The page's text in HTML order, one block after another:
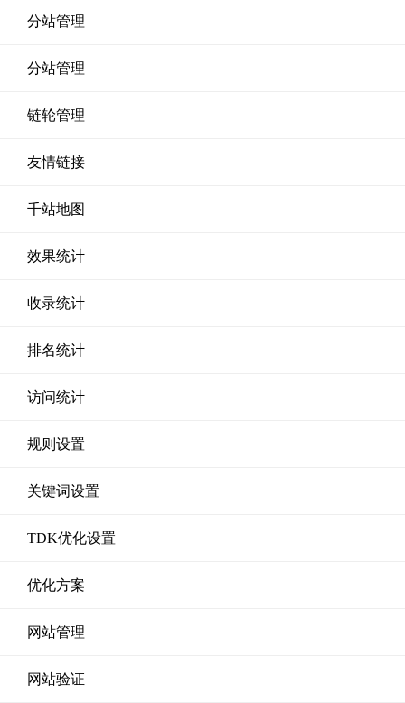
分站管理
分站管理
链轮管理
友情链接
千站地图
效果统计
收录统计
排名统计
访问统计
规则设置
关键词设置
TDK优化设置
优化方案
网站管理
网站验证